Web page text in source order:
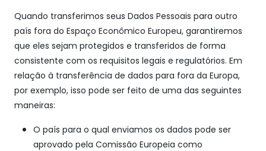
Quando transferimos seus Dados Pessoais para outro
país fora do Espaço Econômico Europeu, garantiremos
que eles sejam protegidos e transferidos de forma
consistente com os requisitos legais e regulatórios. Em
relação à transferência de dados para fora da Europa,
por exemplo, isso pode ser feito de uma das seguintes
maneiras:
O país para o qual enviamos os dados pode ser
aprovado pela Comissão Europeia como